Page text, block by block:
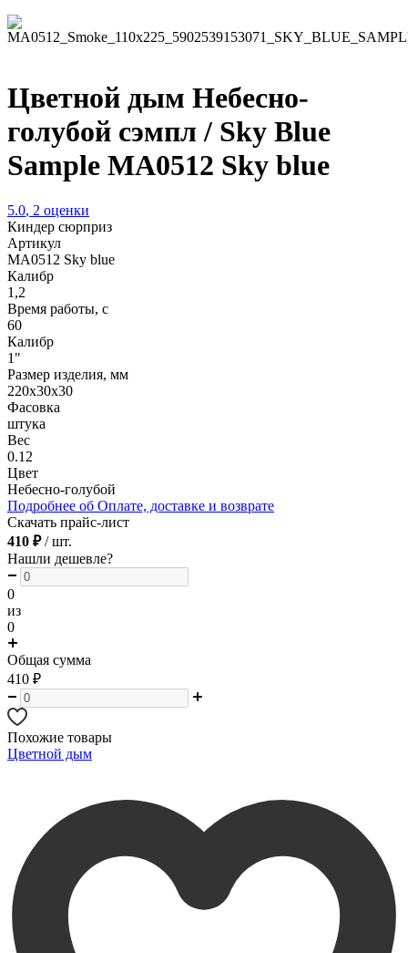
Цветной дым Небесно-
голубой сэмпл / Sky Blue
Sample MA0512 Sky blue
5.0, 2 оценки
Киндер сюрприз
Артикул
MA0512 Sky blue
Калибр
1,2
Время работы, с
60
Калибр
1"
Размер изделия, мм
220х30х30
Фасовка
штука
Вес
0.12
Цвет
Небесно-голубой
Подробнее об Оплате, доставке и возврате
Скачать прайс-лист
410 ₽ / шт.
Нашли дешевле?
0
из
0
Общая сумма
410 ₽
Похожие товары
Цветной дым